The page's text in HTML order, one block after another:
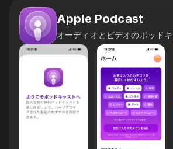
Apple Podcast
オーディオとビデオのポッド